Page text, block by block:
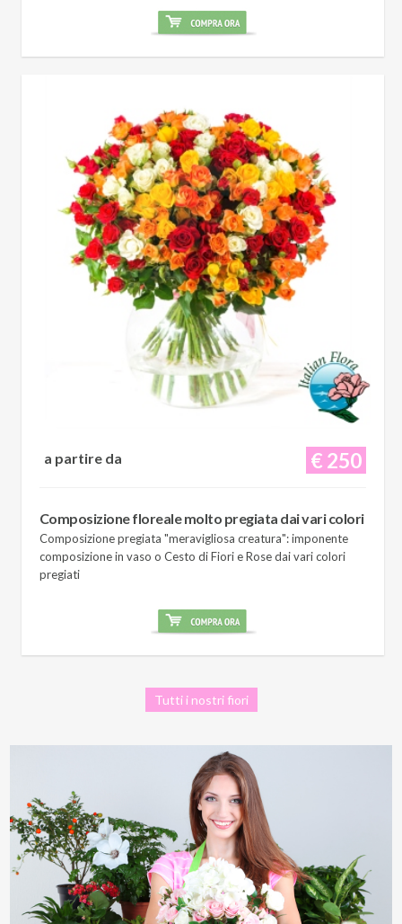
€ 250
a partire da
Composizione floreale molto pregiata dai vari colori
Composizione pregiata "meravigliosa creatura": imponente
composizione in vaso o Cesto di Fiori e Rose dai vari colori
pregiati
Tutti i nostri fiori